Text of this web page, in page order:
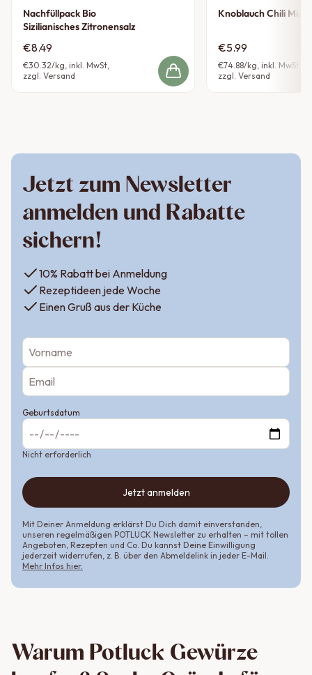
Nachfüllpack Bio
Sizilianisches Zitronensalz
€8.49
€30.32/kg, inkl. MwSt,
zzgl. Versand
Knoblauch Chili Mix
€5.99
€74.88/kg, inkl. MwSt,
zzgl. Versand
Jetzt zum Newsletter
anmelden und Rabatte
sichern!
10% Rabatt bei Anmeldung
Rezeptideen jede Woche
Einen Gruß aus der Küche
Geburtsdatum
Nicht erforderlich
Jetzt anmelden
Mit Deiner Anmeldung erklärst Du Dich damit einverstanden,
unseren regelmäßigen POTLUCK Newsletter zu erhalten – mit tollen
Angeboten, Rezepten und Co. Du kannst Deine Einwilligung
jederzeit widerrufen, z. B. über den Abmeldelink in jeder E-Mail.
Mehr Infos hier.
Warum Potluck Gewürze